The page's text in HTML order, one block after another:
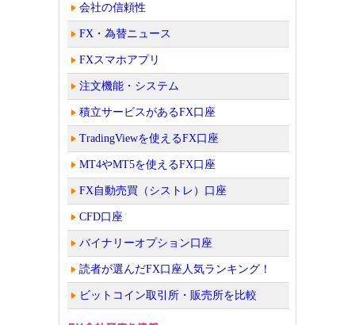
会社の信頼性
FX・為替ニュース
FXスマホアプリ
注文機能・システム
積立サービスがあるFX口座
TradingViewを使えるFX口座
MT4やMT5を使えるFX口座
FX自動売買（シストレ）口座
CFD口座
バイナリーオプション口座
読者が選んだFX口座人気ランキング！
ビットコイン取引所・販売所を比較